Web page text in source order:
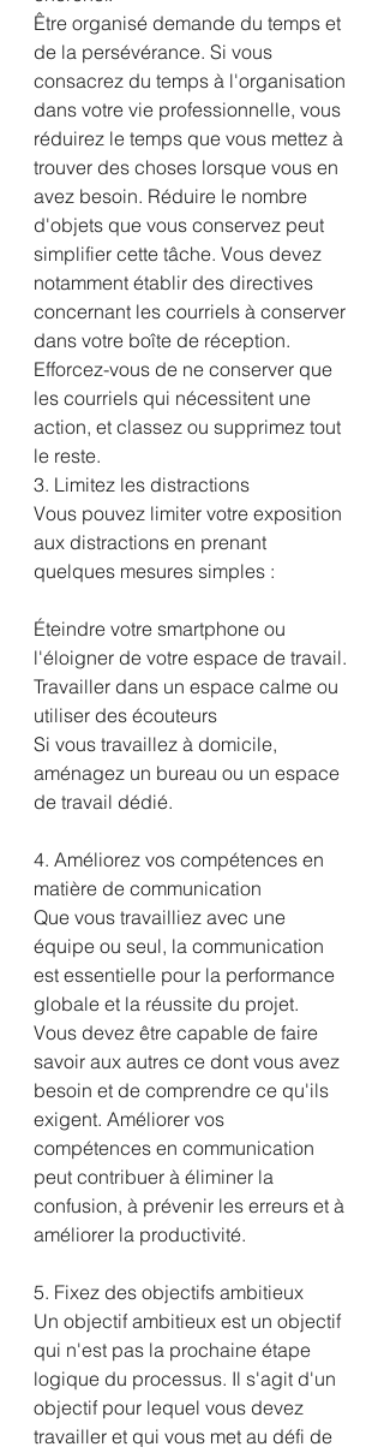
Être organisé demande du temps et
de la persévérance. Si vous
consacrez du temps à l'organisation
dans votre vie professionnelle, vous
réduirez le temps que vous mettez à
trouver des choses lorsque vous en
avez besoin. Réduire le nombre
d'objets que vous conservez peut
simplifier cette tâche. Vous devez
notamment établir des directives
concernant les courriels à conserver
dans votre boîte de réception.
Efforcez-vous de ne conserver que
les courriels qui nécessitent une
action, et classez ou supprimez tout
le reste.
3. Limitez les distractions
Vous pouvez limiter votre exposition
aux distractions en prenant
quelques mesures simples :
Éteindre votre smartphone ou
l'éloigner de votre espace de travail.
Travailler dans un espace calme ou
utiliser des écouteurs
Si vous travaillez à domicile,
aménagez un bureau ou un espace
de travail dédié.
4. Améliorez vos compétences en
matière de communication
Que vous travailliez avec une
équipe ou seul, la communication
est essentielle pour la performance
globale et la réussite du projet.
Vous devez être capable de faire
savoir aux autres ce dont vous avez
besoin et de comprendre ce qu'ils
exigent. Améliorer vos
compétences en communication
peut contribuer à éliminer la
confusion, à prévenir les erreurs et à
améliorer la productivité.
5. Fixez des objectifs ambitieux
Un objectif ambitieux est un objectif
qui n'est pas la prochaine étape
logique du processus. Il s'agit d'un
objectif pour lequel vous devez
travailler et qui vous met au défi de